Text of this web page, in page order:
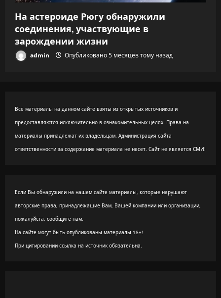
На астероиде Рюгу обнаружили
соединения, участвующие в
зарождении жизни
admin Опубликовано 5 месяцев тому назад
Все материалы на данном сайте взяты из открытых источников и
предоставляются исключительно в ознакомительных целях. Права на
материалы принадлежат их владельцам. Администрация сайта
ответственности за содержание материала не несет. Сайт не является СМИ!
Если Вы обнаружили на нашем сайте материалы, которые нарушают
авторские права, принадлежащие Вам, Вашей компании или организации,
пожалуйста, сообщите нам.
На сайте могут быть опубликованы материалы 18+!
При цитировании ссылка на источник обязательна.